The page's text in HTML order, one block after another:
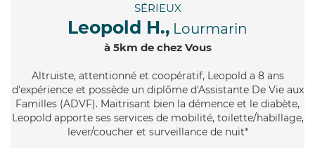
SÉRIEUX
Leopold H., Lourmarin
à 5km de chez Vous
Altruiste, attentionné et coopératif, Leopold a 8 ans
d'expérience et possède un diplôme d'Assistante De Vie aux
Familles (ADVF). Maitrisant bien la démence et le diabète,
Leopold apporte ses services de mobilité, toilette/habillage,
lever/coucher et surveillance de nuit*